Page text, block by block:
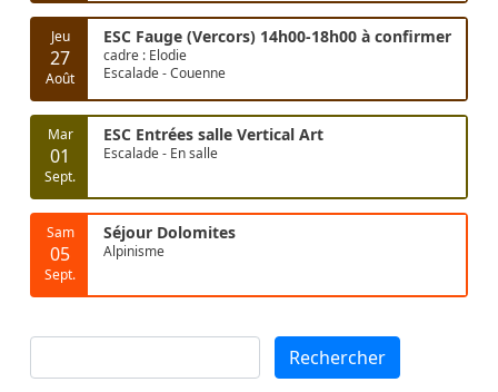
Jeu
27
Août
ESC Fauge (Vercors) 14h00-18h00 à confirmer
cadre : Elodie
Escalade - Couenne
Mar
01
Sept.
ESC Entrées salle Vertical Art
Escalade - En salle
Sam
05
Sept.
Séjour Dolomites
Alpinisme
Rechercher Rechercher